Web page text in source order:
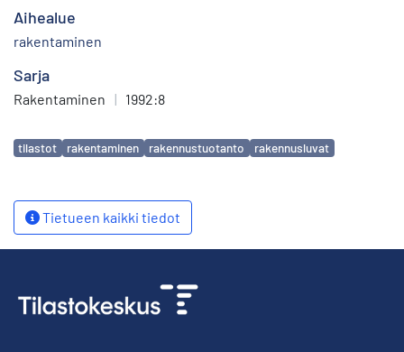
Aihealue
rakentaminen
Sarja
Rakentaminen | 1992:8
Avainsanat
tilastot rakentaminen rakennustuotanto rakennusluvat
Tietueen kaikki tiedot